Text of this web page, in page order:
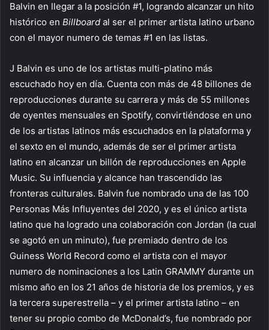
Balvin en llegar a la posición #1, logrando alcanzar un hito
histórico en Billboard al ser el primer artista latino urbano
con el mayor numero de temas #1 en las listas.
J Balvin es uno de los artistas multi-platino más
escuchado hoy en día. Cuenta con más de 48 billones de
reproducciones durante su carrera y más de 55 millones
de oyentes mensuales en Spotify, convirtiéndose en uno
de los artistas latinos más escuchados en la plataforma y
el sexto en el mundo, además de ser el primer artista
latino en alcanzar un billón de reproducciones en Apple
Music. Su influencia y alcance han trascendido las
fronteras culturales. Balvin fue nombrado una de las 100
Personas Más Influyentes del 2020, y es el único artista
latino que ha logrado una colaboración con Jordan (la cual
se agotó en un minuto), fue premiado dentro de los
Guiness World Record como el artista con el mayor
numero de nominaciones a los Latin GRAMMY durante un
mismo año en los 21 años de historia de los premios, y es
la tercera superestrella – y el primer artista latino – en
tener su propio combo de McDonald’s, fue nombrado por